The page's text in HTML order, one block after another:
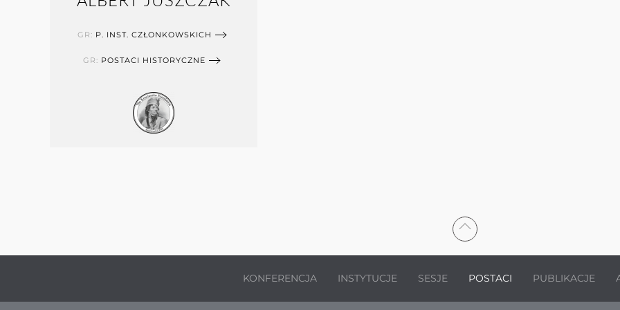
GR: P. INST. CZŁONKOWSKICH
GR: POSTACI HISTORYCZNE
KONFERENCJA INSTYTUCJE SESJE POSTACI PUBLIKACJE